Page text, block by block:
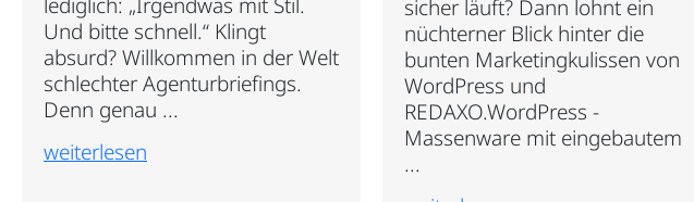
Und bitte schnell.“ Klingt
absurd? Willkommen in der Welt
schlechter Agenturbriefings.
Denn genau ...
weiterlesen
sicher läuft? Dann lohnt ein
nüchterner Blick hinter die
bunten Marketingkulissen von
WordPress und
REDAXO.WordPress -
Massenware mit eingebautem
...